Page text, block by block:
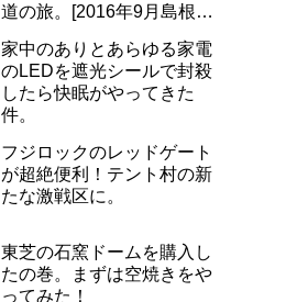
道の旅。[2016年9月島根旅
家中のありとあらゆる家電
のLEDを遮光シールで封殺
したら快眠がやってきた
件。
フジロックのレッドゲート
が超絶便利！テント村の新
たな激戦区に。
東芝の石窯ドームを購入し
たの巻。まずは空焼きをや
ってみた！